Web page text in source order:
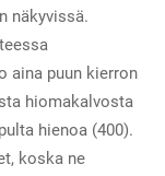
näkyvissä.
aina puun kierron
hiomakalvosta
hienoa (400).
koska ne